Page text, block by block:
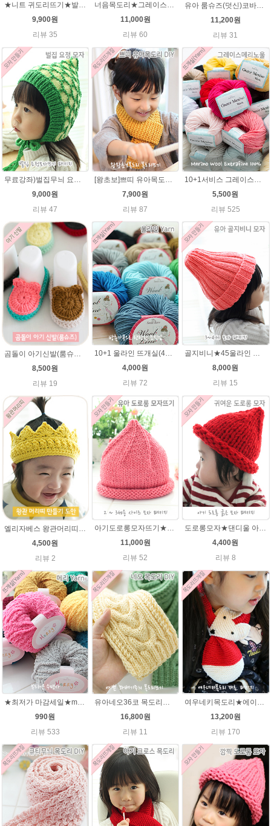
★니트 귀도리뜨기★발렌타인울 뜨개실 DIY 뜨개질
9,900원
리뷰 35
너음목도리★그레이스메리노울 뜨개실 목도리뜨기 뜨개질
11,000원
리뷰 60
유아 룸슈즈(덧신)코바늘뜨기 태교 취미뜨개질 뜨게질 에이미울 뜨개실
11,200원
리뷰 31
9,000원
리뷰 47
7,900원
리뷰 87
5,500원
리뷰 525
곰돌이 아기신발(룸슈즈)★45울라인 뜨개실 코바늘뜨기 태교뜨개질 손뜨개
8,500원
리뷰 19
10+1 울라인 뜨개실(45g) 유아/블랭킷/손뜨개인형실/505털실/바라클라바털실 뜨개실
4,000원
리뷰 72
골지비니★45울라인 털실 모자뜨기 손뜨개질
8,000원
리뷰 15
엘리자베스 왕관머리띠★45울라인 태교뜨개질 손뜨개
4,500원
리뷰 2
아기도로롱모자뜨기★그레이스메리노울 뜨개실 털실 뜨개질
11,000원
리뷰 52
도로롱모자★댄디울 아기모자뜨개질
4,400원
리뷰 8
★최저가 마감세일★merry메리/털실/수면뜨개실/뜨개질실/손뜨개실/목도리털실
990원
리뷰 533
유아네오36코 목도리뜨기★에이미울/유아목도리/아기목도리뜨개질
16,800원
리뷰 11
여우네키목도리★에이미울DIY 재료 패키지/유아목도리뜨기/아기목도리뜨개질/부드러운 베이비뜨개실로 제작 된 태교 손뜨개
13,200원
리뷰 170